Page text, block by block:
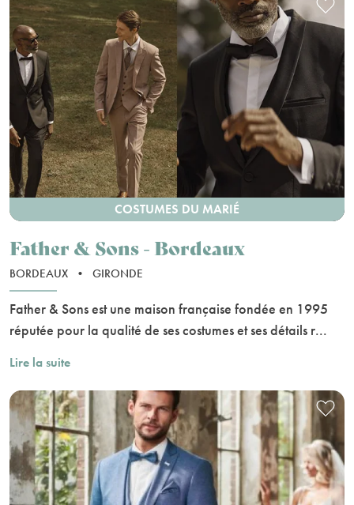
COSTUMES DU MARIÉ
Father & Sons - Bordeaux
BORDEAUX • GIRONDE
Father & Sons est une maison française fondée en 1995
réputée pour la qualité de ses costumes et ses détails r...
Lire la suite